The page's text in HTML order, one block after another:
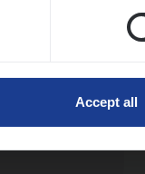
Accept all